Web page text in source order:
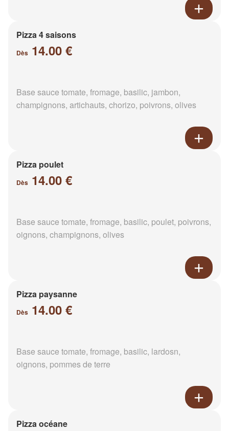
Pizza 4 saisons
Dès 14.00 €
Base sauce tomate, fromage, basilic, jambon,
champignons, artichauts, chorizo, poivrons, olives
Pizza poulet
Dès 14.00 €
Base sauce tomate, fromage, basilic, poulet, poivrons,
oignons, champignons, olives
Pizza paysanne
Dès 14.00 €
Base sauce tomate, fromage, basilic, lardosn,
oignons, pommes de terre
Pizza océane